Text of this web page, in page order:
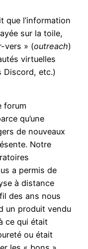
que l’information
sur la toile,
vers » (outreach)
virtuelles
Discord, etc.)
forum
qu’une
de nouveaux
Notre
a permis de
à distance
des ans nous
un produit vendu
ce qui était
ou était